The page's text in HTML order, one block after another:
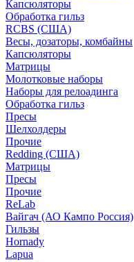
Капсюляторы
Обработка гильз
RCBS (США)
Весы, дозаторы, комбайны
Капсюляторы
Матрицы
Молотковые наборы
Наборы для релоадинга
Обработка гильз
Пресы
Шелхолдеры
Прочие
Redding (США)
Матрицы
Пресы
Прочие
ReLab
Вайгач (АО Кампо Россия)
Гильзы
Hornady
Lapua